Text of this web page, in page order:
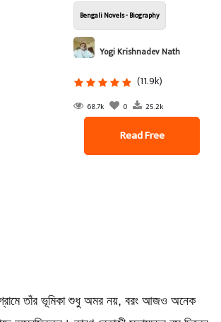
Bengali Novels - Biography
Yogi Krishnadev Nath
(11.9k)
68.7k 0 25.2k
Read Free
তাঁর ভূমিকা শুধু অমর নয়, বরং আজও অনেক